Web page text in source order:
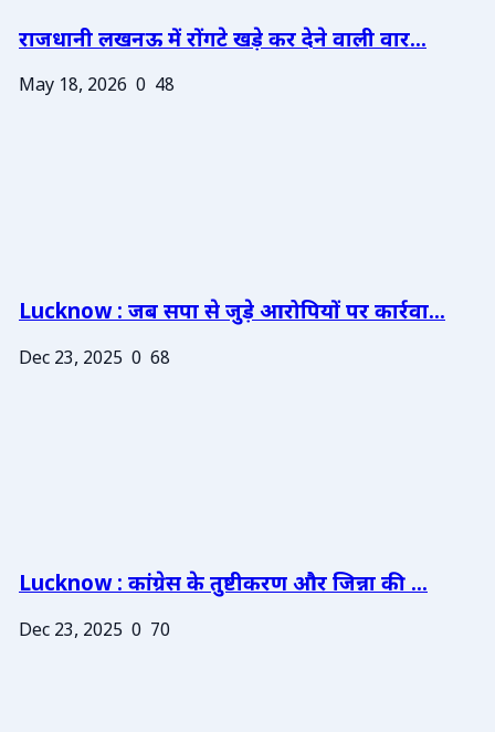
राजधानी लखनऊ में रोंगटे खड़े कर देने वाली वार...
May 18, 2026 0 48
Lucknow : जब सपा से जुड़े आरोपियों पर कार्रवा...
Dec 23, 2025 0 68
Lucknow : कांग्रेस के तुष्टीकरण और जिन्ना की ...
Dec 23, 2025 0 70